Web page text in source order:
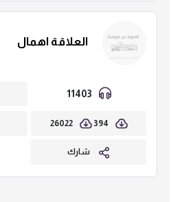
العلاقة اهمال
394
26022
شارك